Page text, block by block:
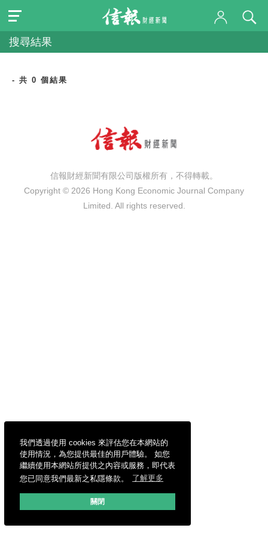
我們透過使用 cookies 來評估您在本網站的
使用情況，為您提供最佳的用戶體驗。 如您
繼續使用本網站所提供之內容或服務，即代表
您已同意我們最新之私隱條款。
了解更多
關閉
搜尋結果
- 共 0 個結果
信報財經新聞有限公司版權所有，不得轉載。
Copyright © 2026 Hong Kong Economic Journal Company
Limited. All rights reserved.